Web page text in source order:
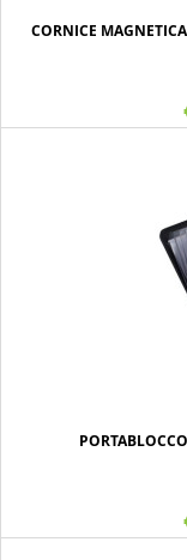
CORNICE